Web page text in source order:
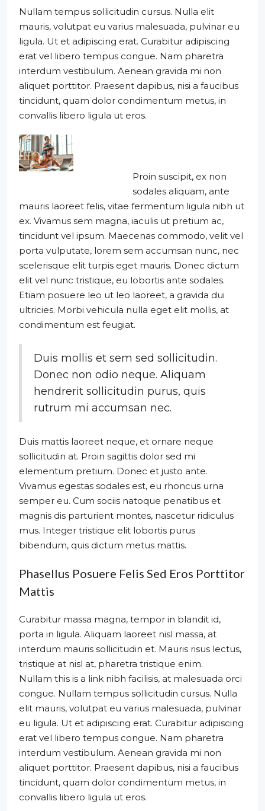
Nullam tempus sollicitudin cursus. Nulla elit
mauris, volutpat eu varius malesuada, pulvinar eu
ligula. Ut et adipiscing erat. Curabitur adipiscing
erat vel libero tempus congue. Nam pharetra
interdum vestibulum. Aenean gravida mi non
aliquet porttitor. Praesent dapibus, nisi a faucibus
tincidunt, quam dolor condimentum metus, in
convallis libero ligula ut eros.
Proin suscipit, ex non
sodales aliquam, ante
mauris laoreet felis, vitae fermentum ligula nibh ut
ex. Vivamus sem magna, iaculis ut pretium ac,
tincidunt vel ipsum. Maecenas commodo, velit vel
porta vulputate, lorem sem accumsan nunc, nec
scelerisque elit turpis eget mauris. Donec dictum
elit vel nunc tristique, eu lobortis ante sodales.
Etiam posuere leo ut leo laoreet, a gravida dui
ultricies. Morbi vehicula nulla eget elit mollis, at
condimentum est feugiat.
Duis mollis et sem sed sollicitudin.
Donec non odio neque. Aliquam
hendrerit sollicitudin purus, quis
rutrum mi accumsan nec.
Duis mattis laoreet neque, et ornare neque
sollicitudin at. Proin sagittis dolor sed mi
elementum pretium. Donec et justo ante.
Vivamus egestas sodales est, eu rhoncus urna
semper eu. Cum sociis natoque penatibus et
magnis dis parturient montes, nascetur ridiculus
mus. Integer tristique elit lobortis purus
bibendum, quis dictum metus mattis.
Phasellus Posuere Felis Sed Eros Porttitor
Mattis
Curabitur massa magna, tempor in blandit id,
porta in ligula. Aliquam laoreet nisl massa, at
interdum mauris sollicitudin et. Mauris risus lectus,
tristique at nisl at, pharetra tristique enim.
Nullam this is a link nibh facilisis, at malesuada orci
congue. Nullam tempus sollicitudin cursus. Nulla
elit mauris, volutpat eu varius malesuada, pulvinar
eu ligula. Ut et adipiscing erat. Curabitur adipiscing
erat vel libero tempus congue. Nam pharetra
interdum vestibulum. Aenean gravida mi non
aliquet porttitor. Praesent dapibus, nisi a faucibus
tincidunt, quam dolor condimentum metus, in
convallis libero ligula ut eros.